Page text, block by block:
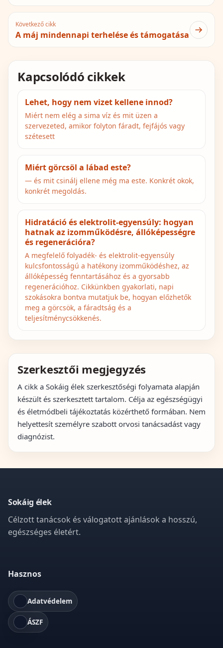
Következő cikk
A máj mindennapi terhelése és támogatása
Kapcsolódó cikkek
Lehet, hogy nem vizet kellene innod?
Miért nem elég a sima víz és mit üzen a
szervezeted, amikor folyton fáradt, fejfájós vagy
szétesett
Miért görcsöl a lábad este?
— és mit csinálj ellene még ma este. Konkrét okok,
konkrét megoldás.
Hidratáció és elektrolit‑egyensúly: hogyan
hatnak az izomműködésre, állóképességre
és regenerációra?
A megfelelő folyadék- és elektrolit‑egyensúly
kulcsfontosságú a hatékony izomműködéshez, az
állóképesség fenntartásához és a gyorsabb
regenerációhoz. Cikkünkben gyakorlati, napi
szokásokra bontva mutatjuk be, hogyan előzhetők
meg a görcsök, a fáradtság és a
teljesítménycsökkenés.
Szerkesztői megjegyzés
A cikk a Sokáig élek szerkesztőségi folyamata alapján
készült és szerkesztett tartalom. Célja az egészségügyi
és életmódbeli tájékoztatás közérthető formában. Nem
helyettesít személyre szabott orvosi tanácsadást vagy
diagnózist.
Sokáig élek
Célzott tanácsok és válogatott ajánlások a hosszú,
egészséges életért.
Hasznos
Adatvédelem
ÁSZF